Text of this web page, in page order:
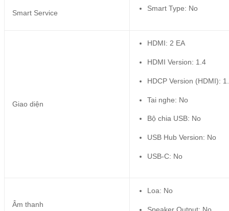
Smart Service
Smart Type: No
Giao diện
HDMI: 2 EA
HDMI Version: 1.4
HDCP Version (HDMI):
Tai nghe: No
Bộ chia USB: No
USB Hub Version: No
USB-C: No
Âm thanh
Loa: No